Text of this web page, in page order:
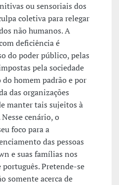
ou sensoriais dos
coletiva para relegar
não humanos. A
deficiência é
do poder público, pelas
pela sociedade
homem padrão e por
das organizações
manter tais sujeitos à
cenário, o
foco para a
das pessoas
e suas famílias nos
Pretende-se
somente acerca de